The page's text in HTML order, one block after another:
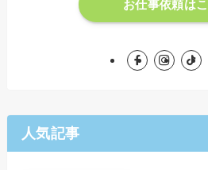
お仕事依頼は
人気記事